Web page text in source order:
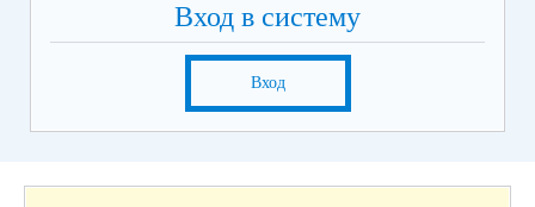
Вход в систему
Вход